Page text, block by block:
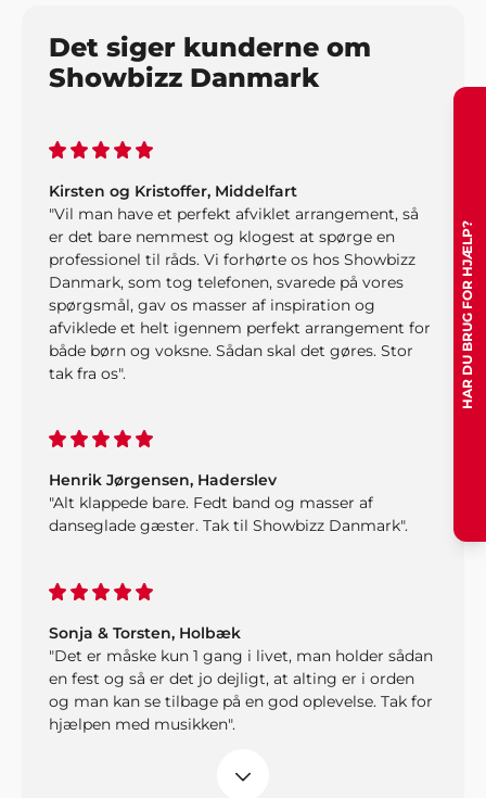
Det siger kunderne om
Showbizz Danmark
Kirsten og Kristoffer, Middelfart
"Vil man have et perfekt afviklet arrangement, så
er det bare nemmest og klogest at spørge en
professionel til råds. Vi forhørte os hos Showbizz
Danmark, som tog telefonen, svarede på vores
spørgsmål, gav os masser af inspiration og
afviklede et helt igennem perfekt arrangement for
både børn og voksne. Sådan skal det gøres. Stor
tak fra os".
Henrik Jørgensen, Haderslev
"Alt klappede bare. Fedt band og masser af
danseglade gæster. Tak til Showbizz Danmark".
Sonja & Torsten, Holbæk
"Det er måske kun 1 gang i livet, man holder sådan
en fest og så er det jo dejligt, at alting er i orden
og man kan se tilbage på en god oplevelse. Tak for
hjælpen med musikken".
HAR DU BRUG FOR HJÆLP?